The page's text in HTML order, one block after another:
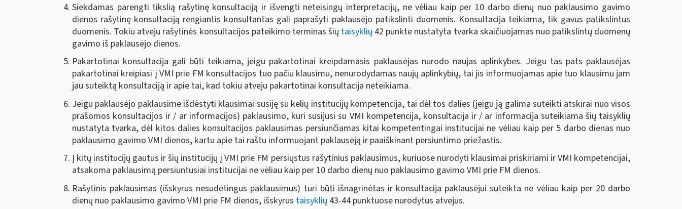
Siekdamas parengti tikslią rašytinę konsultaciją ir išvengti neteisingų interpretacijų, ne vėliau kaip per 10 darbo dienų nuo paklausimo gavimo
dienos rašytinę konsultaciją rengiantis konsultantas gali paprašyti paklausėjo patikslinti duomenis. Konsultacija teikiama, tik gavus patikslintus
duomenis. Tokiu atveju rašytinės konsultacijos pateikimo terminas šių taisyklių 42 punkte nustatyta tvarka skaičiuojamas nuo patikslintų duomenų
gavimo iš paklausėjo dienos.
Pakartotinai konsultacija gali būti teikiama, jeigu pakartotinai kreipdamasis paklausėjas nurodo naujas aplinkybes. Jeigu tas pats paklausėjas
pakartotinai kreipiasi į VMI prie FM konsultacijos tuo pačiu klausimu, nenurodydamas naujų aplinkybių, tai jis informuojamas apie tuo klausimu jam
jau suteiktą konsultaciją ir apie tai, kad tokiu atveju pakartotinai konsultacija neteikiama.
Jeigu paklausėjo paklausime išdėstyti klausimai susiję su kelių institucijų kompetencija, tai dėl tos dalies (jeigu ją galima suteikti atskirai nuo visos
prašomos konsultacijos ir / ar informacijos) paklausimo, kuri susijusi su VMI kompetencija, konsultacija ir / ar informacija suteikiama šių taisyklių
nustatyta tvarka, dėl kitos dalies konsultacijos paklausimas persiunčiamas kitai kompetentingai institucijai ne vėliau kaip per 5 darbo dienas nuo
paklausimo gavimo VMI dienos, kartu apie tai raštu informuojant paklausėją ir paaiškinant persiuntimo priežastis.
Į kitų institucijų gautus ir šių institucijų į VMI prie FM persiųstus rašytinius paklausimus, kuriuose nurodyti klausimai priskiriami ir VMI kompetencijai,
atsakoma paklausimą persiuntusiai institucijai ne vėliau kaip per 10 darbo dienų nuo paklausimo gavimo VMI prie FM dienos.
Rašytinis paklausimas (išskyrus nesudėtingus paklausimus) turi būti išnagrinėtas ir konsultacija paklausėjui suteikta ne vėliau kaip per 20 darbo
dienų nuo paklausimo gavimo VMI prie FM dienos, išskyrus taisyklių 43-44 punktuose nurodytus atvejus.